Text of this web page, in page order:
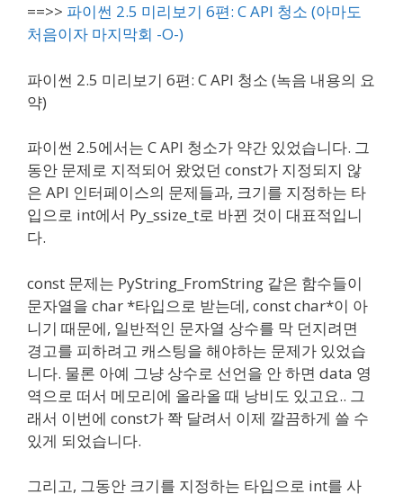
==>> 파이썬 2.5 미리보기 6편: C API 청소 (아마도
처음이자 마지막회 -O-)
파이썬 2.5 미리보기 6편: C API 청소 (녹음 내용의 요
약)
파이썬 2.5에서는 C API 청소가 약간 있었습니다. 그
동안 문제로 지적되어 왔었던 const가 지정되지 않
은 API 인터페이스의 문제들과, 크기를 지정하는 타
입으로 int에서 Py_ssize_t로 바뀐 것이 대표적입니
다.
const 문제는 PyString_FromString 같은 함수들이
문자열을 char *타입으로 받는데, const char*이 아
니기 때문에, 일반적인 문자열 상수를 막 던지려면
경고를 피하려고 캐스팅을 해야하는 문제가 있었습
니다. 물론 아예 그냥 상수로 선언을 안 하면 data 영
역으로 떠서 메모리에 올라올 때 낭비도 있고요.. 그
래서 이번에 const가 쫙 달려서 이제 깔끔하게 쓸 수
있게 되었습니다.
그리고, 그동안 크기를 지정하는 타입으로 int를 사